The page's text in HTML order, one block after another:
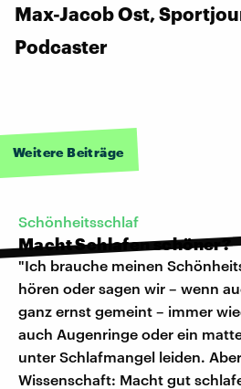
Max-Jacob Ost,
Podcaster
Weitere Beiträge
Schönheitsschlaf
Macht Schlafen schöner?
"Ich brauche meinen
hören oder sagen wir – wenn
ganz ernst gemeint – immer
auch Augenringe oder ein
unter Schlafmangel leiden.
Wissenschaft: Macht gut